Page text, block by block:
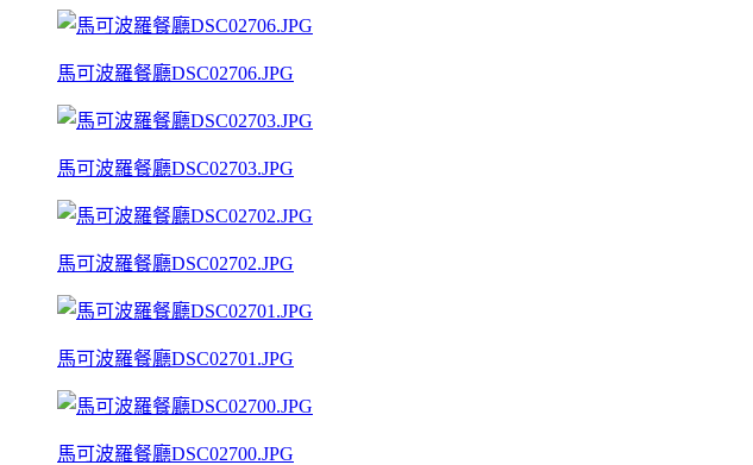
馬可波羅餐廳DSC02706.JPG
馬可波羅餐廳DSC02703.JPG
馬可波羅餐廳DSC02702.JPG
馬可波羅餐廳DSC02701.JPG
馬可波羅餐廳DSC02700.JPG